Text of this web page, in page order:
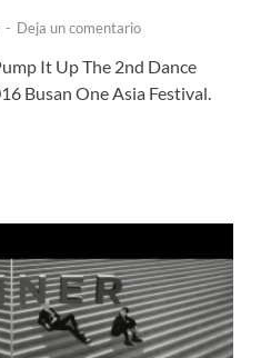
- Deja un comentario
It Up The 2nd Dance
Busan One Asia Festival.